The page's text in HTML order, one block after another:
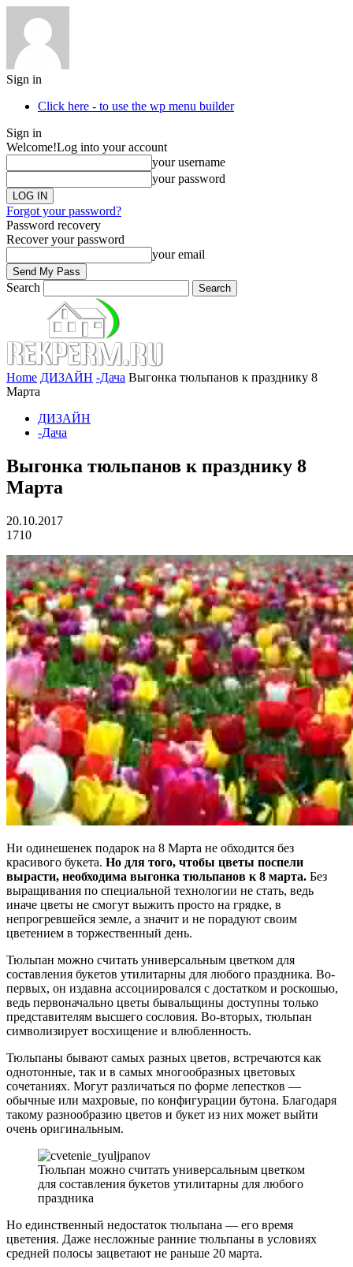
Sign in
Click here - to use the wp menu builder
Sign in
Welcome!Log into your account
your username
your password
Forgot your password?
Password recovery
Recover your password
your email
Search
Home ДИЗАЙН -Дача Выгонка тюльпанов к празднику 8
Марта
ДИЗАЙН
-Дача
Выгонка тюльпанов к празднику 8
Марта
20.10.2017
1710
Ни одинешенек подарок на 8 Марта не обходится без
красивого букета. Но для того, чтобы цветы поспели
вырасти, необходима выгонка тюльпанов к 8 марта. Без
выращивания по специальной технологии не стать, ведь
иначе цветы не смогут выжить просто на грядке, в
непрогревшейся земле, а значит и не порадуют своим
цветением в торжественный день.
Тюльпан можно считать универсальным цветком для
составления букетов утилитарны для любого праздника. Во-
первых, он издавна ассоциировался с достатком и роскошью,
ведь первоначально цветы бывальщины доступны только
представителям высшего сословия. Во-вторых, тюльпан
символизирует восхищение и влюбленность.
Тюльпаны бывают самых разных цветов, встречаются как
однотонные, так и в самых многообразных цветовых
сочетаниях. Могут различаться по форме лепестков —
обычные или махровые, по конфигурации бутона. Благодаря
такому разнообразию цветов и букет из них может выйти
очень оригинальным.
Тюльпан можно считать универсальным цветком
для составления букетов утилитарны для любого
праздника
Но единственный недостаток тюльпана — его время
цветения. Даже несложные ранние тюльпаны в условиях
средней полосы зацветают не раньше 20 марта.